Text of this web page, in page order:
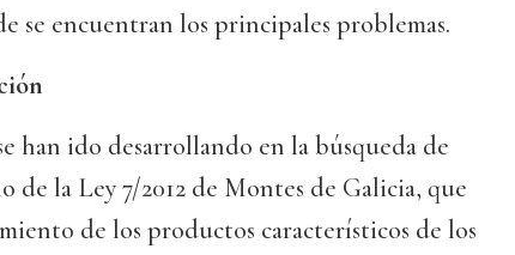
se encuentran los principales problemas.
han ido desarrollando en la búsqueda de
de la Ley 7/2012 de Montes de Galicia, que
de los productos característicos de los